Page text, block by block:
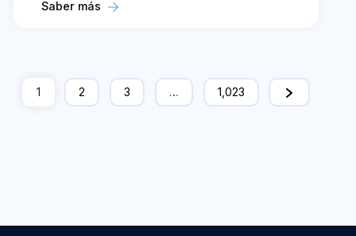
Saber más
1 2 3 … 1,023